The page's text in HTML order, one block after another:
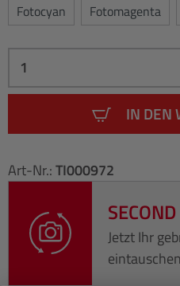
Fotocyan
Fotomagenta
IN DEN
Art-Nr.:TI000972
Jetzt Ihr